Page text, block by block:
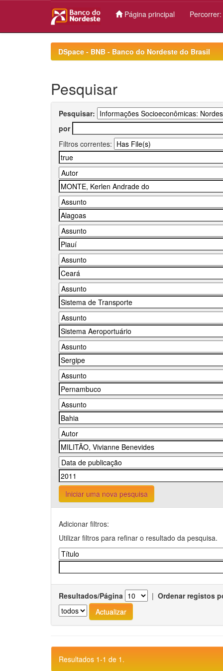
Página principal Percorrer:
DSpace - BNB - Banco do Nordeste do Brasil
Pesquisar
Pesquisar:
por
Filtros correntes:
Iniciar uma nova pesquisa
Adicionar filtros:
Utilizar filtros para refinar o resultado da pesquisa.
Resultados/Página | Ordenar registos
Resultados 1-1 de 1.